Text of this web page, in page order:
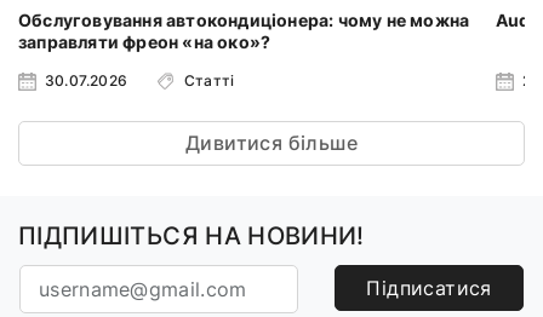
Обслуговування автокондиціонера: чому не можна
заправляти фреон «на око»?
30.07.2026 Статті
Audi
Дивитися більше
ПІДПИШІТЬСЯ НА НОВИНИ!
Підписатися